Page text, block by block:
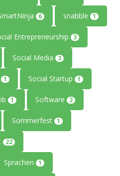
6 snabble 1
Entrepreneurship 3
Social Media 3
1 Social Startup 1
1 Software 2
Sommerfest 1
22
Sprachen 1